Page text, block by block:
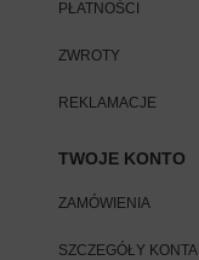
PŁATNOŚCI
ZWROTY
REKLAMACJE
TWOJE KONTO
ZAMÓWIENIA
SZCZEGÓŁY KONTA